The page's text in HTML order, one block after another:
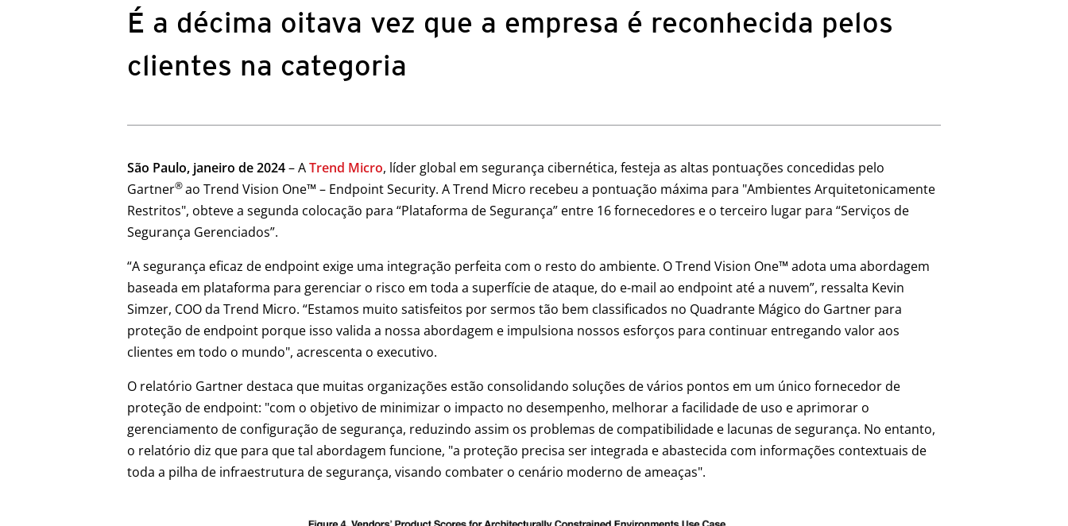
É a décima oitava vez que a empresa é reconhecida pelos
clientes na categoria
São Paulo, janeiro de 2024– ATrend Micro, líder global em segurança cibernética, festeja as altas pontuações concedidas pelo
Gartner®ao Trend Vision One™ – Endpoint Security. A Trend Micro recebeu a pontuação máxima para "Ambientes Arquitetonicamente
Restritos", obteve a segunda colocação para “Plataforma de Segurança” entre 16 fornecedores e o terceiro lugar para “Serviços de
Segurança Gerenciados”.
“A segurança eficaz de endpoint exige uma integração perfeita com o resto do ambiente. O Trend Vision One™ adota uma abordagem
baseada em plataforma para gerenciar o risco em toda a superfície de ataque, do e-mail ao endpoint até a nuvem”, ressalta Kevin
Simzer, COO da Trend Micro. “Estamos muito satisfeitos por sermos tão bem classificados no Quadrante Mágico do Gartner para
proteção de endpoint porque isso valida a nossa abordagem e impulsiona nossos esforços para continuar entregando valor aos
clientes em todo o mundo", acrescenta o executivo.
O relatório Gartner destaca que muitas organizações estão consolidando soluções de vários pontos em um único fornecedor de
proteção de endpoint: "com o objetivo de minimizar o impacto no desempenho, melhorar a facilidade de uso e aprimorar o
gerenciamento de configuração de segurança, reduzindo assim os problemas de compatibilidade e lacunas de segurança. No entanto,
o relatório diz que para que tal abordagem funcione, "a proteção precisa ser integrada e abastecida com informações contextuais de
toda a pilha de infraestrutura de segurança, visando combater o cenário moderno de ameaças".